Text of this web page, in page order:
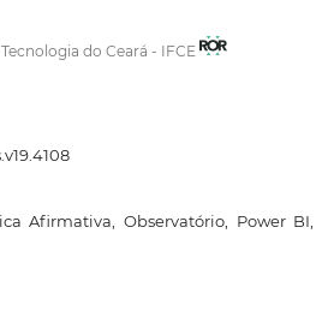
do Ceará - IFCE
Afirmativa, Observatório, Power BI,